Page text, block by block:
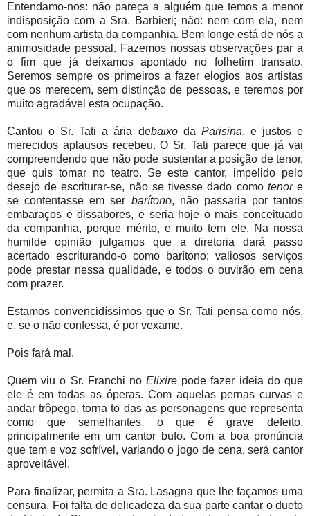
Entendamo-nos: não pareça a alguém que temos a menor
indisposição com a Sra. Barbieri; não: nem com ela, nem
com nenhum artista da companhia. Bem longe está de nós a
animosidade pessoal. Fazemos nossas observações par a
o fim que já deixamos apontado no folhetim transato.
Seremos sempre os primeiros a fazer elogios aos artistas
que os merecem, sem distinção de pessoas, e teremos por
muito agradável esta ocupação.
Cantou o Sr. Tati a ária debaixoda Parisina, e justos e
merecidos aplausos recebeu. O Sr. Tati parece que já vai
compreendendo que não pode sustentar a posição de tenor,
que quis tomar no teatro. Se este cantor, impelido pelo
desejo de escriturar-se, não se tivesse dado como tenore
se contentasse em ser barítono, não passaria por tantos
embaraços e dissabores, e seria hoje o mais conceituado
da companhia, porque mérito, e muito tem ele. Na nossa
humilde opinião julgamos que a diretoria dará passo
acertado escriturando-o como barítono; valiosos serviços
pode prestar nessa qualidade, e todos o ouvirão em cena
com prazer.
Estamos convencidíssimos que o Sr. Tati pensa como nós,
e, se o não confessa, é por vexame.
Pois fará mal.
Quem viu o Sr. Franchi noElixire pode fazer ideia do que
ele é em todas as óperas. Com aquelas pernas curvas e
andar trôpego, torna to das as personagens que representa
como que semelhantes, o que é grave defeito,
principalmente em um cantor bufo. Com a boa pronúncia
que tem e voz sofrível, variando o jogo de cena, será cantor
aproveitável.
Para finalizar, permita a Sra. Lasagna que lhe façamos uma
censura. Foi falta de delicadeza da sua parte cantar o dueto